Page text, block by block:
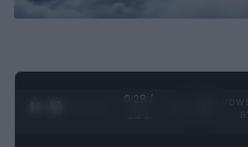
0:29 /